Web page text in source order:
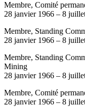
Membre, Comité
28 janvier 1966 – 8
Membre, Standing
28 janvier 1966 – 8
Membre, Standing
Mining
28 janvier 1966 – 8
Membre, Comité
28 janvier 1966 – 8